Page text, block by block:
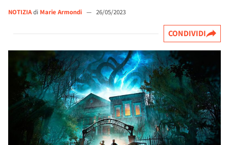
NOTIZIAdi Marie Armondi — 26/05/2023
CONDIVIDI